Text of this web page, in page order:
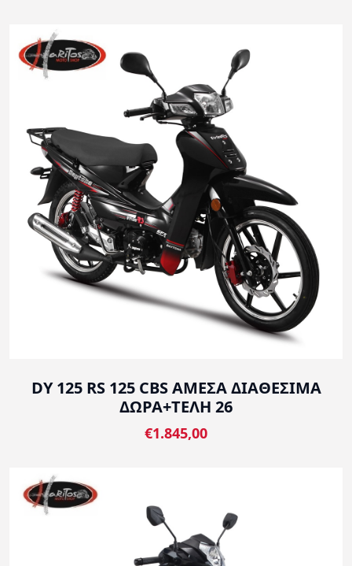
DY 125 RS 125 CBS ΑΜΕΣΑ ΔΙΑΘΕΣΙΜΑ
ΔΩΡΑ+ΤΕΛΗ 26
€1.845,00